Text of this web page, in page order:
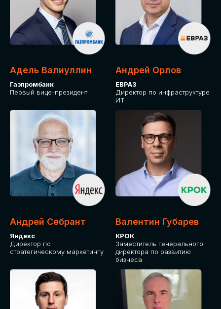
Адель Валиуллин
Газпромбанк
Первый вице-президент
Андрей Орлов
ЕВРАЗ
Директор по инфраструктуре
ИТ
Андрей Себрант
Яндекс
Директор по
стратегическому маркетингу
Валентин Губарев
КРОК
Заместитель генерального
директора по развитию
бизнеса